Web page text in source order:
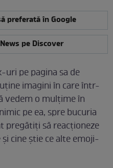
preferată în Google
pe Discover
uri pe pagina sa de
imagini în care într-
vedem o mulțime în
pe ea, spre bucuria
să reacționeze
cine știe ce alte emoji-